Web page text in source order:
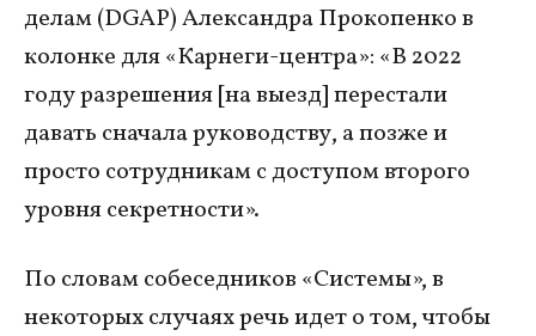
делам (DGAP) Александра Прокопенко в
колонке для «Карнеги-центра»: «В 2022
году разрешения [на выезд] перестали
давать сначала руководству, а позже и
просто сотрудникам с доступом второго
уровня секретности».
По словам собеседников «Системы», в
некоторых случаях речь идет о том, чтобы